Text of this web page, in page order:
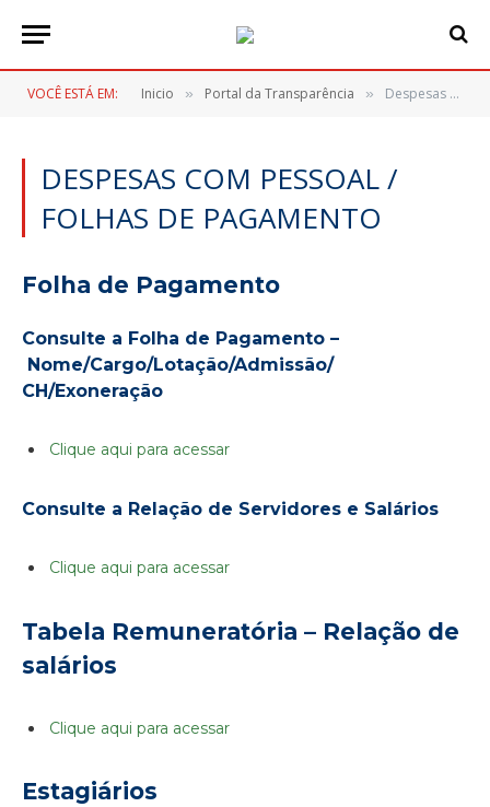
VOCÊ ESTÁ EM: Inicio » Portal da Transparência » Despesas com Pessoal / Folhas de Pagamento
DESPESAS COM PESSOAL /
FOLHAS DE PAGAMENTO
Folha de Pagamento
Consulte a Folha de Pagamento –
Nome/Cargo/Lotação/Admissão/
CH/Exoneração
Clique aqui para acessar
Consulte a Relação de Servidores e Salários
Clique aqui para acessar
Tabela Remuneratória – Relação de
salários
Clique aqui para acessar
Estagiários